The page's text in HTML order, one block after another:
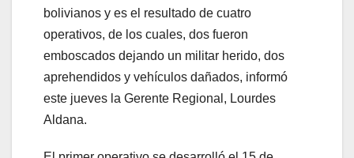
bolivianos y es el resultado de cuatro
operativos, de los cuales, dos fueron
emboscados dejando un militar herido, dos
aprehendidos y vehículos dañados, informó
este jueves la Gerente Regional, Lourdes
Aldana.